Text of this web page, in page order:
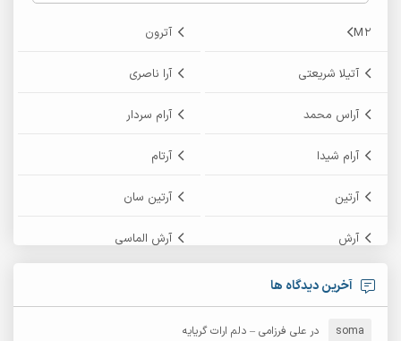
M2 آترون
آتیلا شریعتی آرا ناصری
آراس محمد آرام سردار
آرام شیدا آرتام
آرتین آرتین سان
آرش آرش الماسی
آرش امامی
آرش دی جی 2
آخرین دیدگاه ها
soma در علی فرزامی – دلم ارات گریایه